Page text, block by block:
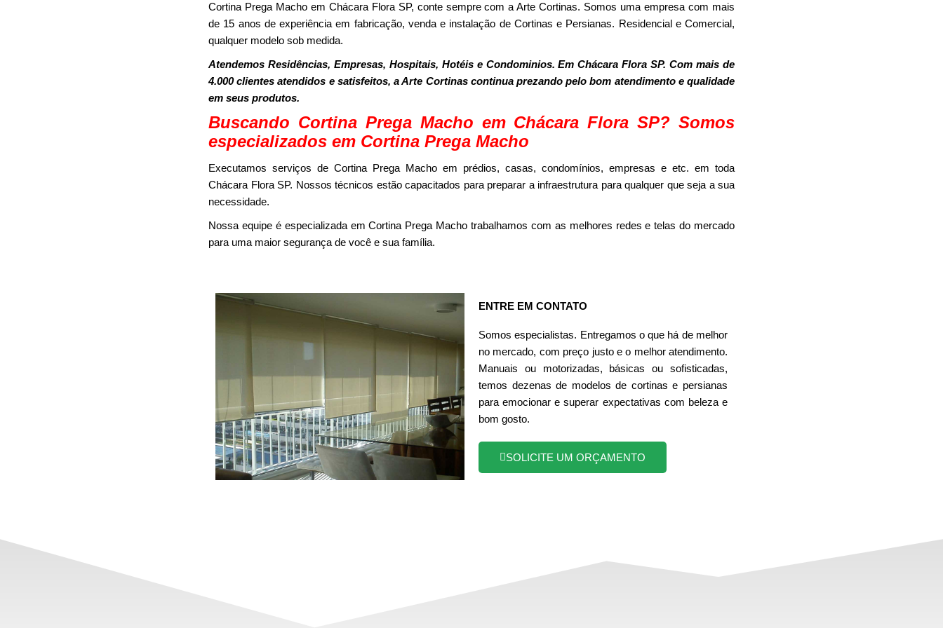
Cortina Prega Macho em Chácara Flora SP, conte sempre com a Arte Cortinas. Somos uma empresa com mais
de 15 anos de experiência em fabricação, venda e instalação de Cortinas e Persianas. Residencial e Comercial,
qualquer modelo sob medida.
Atendemos Residências, Empresas, Hospitais, Hotéis e Condominios. Em Chácara Flora SP. Com mais de
4.000 clientes atendidos e satisfeitos, a Arte Cortinas continua prezando pelo bom atendimento e qualidade
em seus produtos.
Buscando Cortina Prega Macho em Chácara Flora SP? Somos
especializados em Cortina Prega Macho
Executamos serviços de Cortina Prega Macho em prédios, casas, condomínios, empresas e etc. em toda
Chácara Flora SP. Nossos técnicos estão capacitados para preparar a infraestrutura para qualquer que seja a sua
necessidade.
Nossa equipe é especializada em Cortina Prega Macho trabalhamos com as melhores redes e telas do mercado
para uma maior segurança de você e sua família.
ENTRE EM CONTATO
Somos especialistas. Entregamos o que há de melhor
no mercado, com preço justo e o melhor atendimento.
Manuais ou motorizadas, básicas ou sofisticadas,
temos dezenas de modelos de cortinas e persianas
para emocionar e superar expectativas com beleza e
bom gosto.
SOLICITE UM ORÇAMENTO